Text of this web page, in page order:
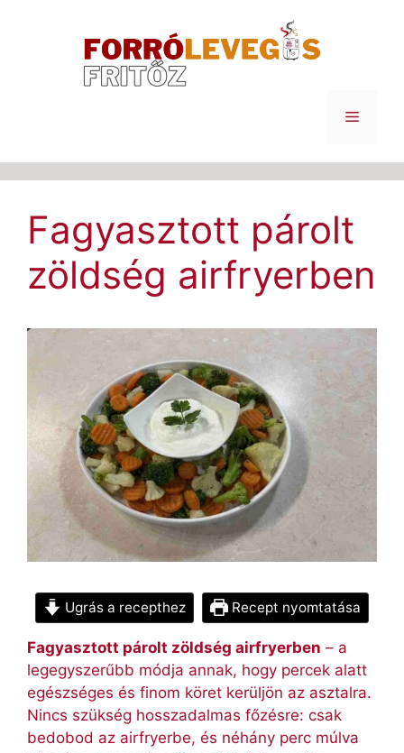
Menü
Fagyasztott párolt
zöldség airfryerben
Ugrás a recepthez Recept nyomtatása
Fagyasztott párolt zöldség airfryerben – a
legegyszerűbb módja annak, hogy percek alatt
egészséges és finom köret kerüljön az asztalra.
Nincs szükség hosszadalmas főzésre: csak
bedobod az airfryerbe, és néhány perc múlva